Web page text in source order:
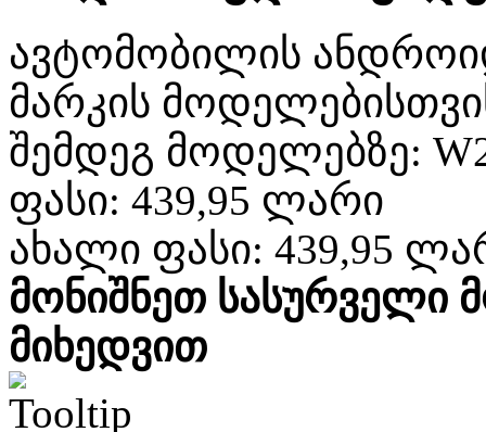
ავტომობილის ანდროიდ
მარკის
შემდეგ მოდელებზე:
ფასი: 439,95 ლარი
ახალი ფასი: 439,95
მონიშნეთ სასურველი
მიხედვით